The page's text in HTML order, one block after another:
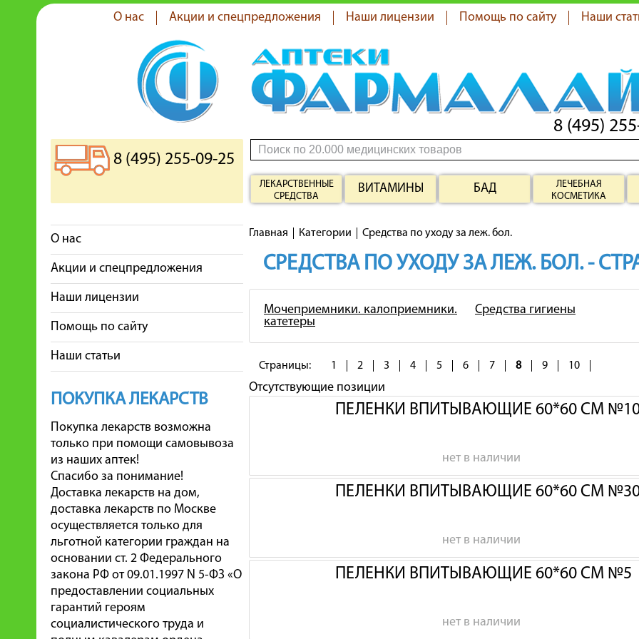
О нас Акции и спецпредложения Наши лицензии Помощь по сайту Наши
8 (495)
8 (495) 255-09-25
ЛЕКАРСТВЕННЫЕ
СРЕДСТВА
ВИТАМИНЫ БАД
ЛЕЧЕБНАЯ
КОСМЕТИКА
О нас
Акции и спецпредложения
Наши лицензии
Помощь по сайту
Наши статьи
ПОКУПКА ЛЕКАРСТВ
Покупка лекарств возможна
только при помощи самовывоза
из наших аптек!
Спасибо за понимание!
Доставка лекарств на дом,
доставка лекарств по Москве
осуществляется только для
льготной категории граждан на
основании ст. 2 Федерального
закона РФ от 09.01.1997 N 5-ФЗ «О
предоставлении социальных
гарантий героям
социалистического труда и
Главная Категории Средства по уходу за леж. бол.
СРЕДСТВА ПО УХОДУ ЗА ЛЕЖ. БОЛ. -
Мочеприемники. калоприемники.
катетеры
Средства гигиены
Страницы: 1 2 3 4 5 6 7 8 9 10
Отсутствующие позиции
ПЕЛЕНКИ ВПИТЫВАЮЩИЕ 60*60 СМ
нет в наличии
ПЕЛЕНКИ ВПИТЫВАЮЩИЕ 60*60 СМ
нет в наличии
ПЕЛЕНКИ ВПИТЫВАЮЩИЕ 60*60 СМ №5
нет в наличии